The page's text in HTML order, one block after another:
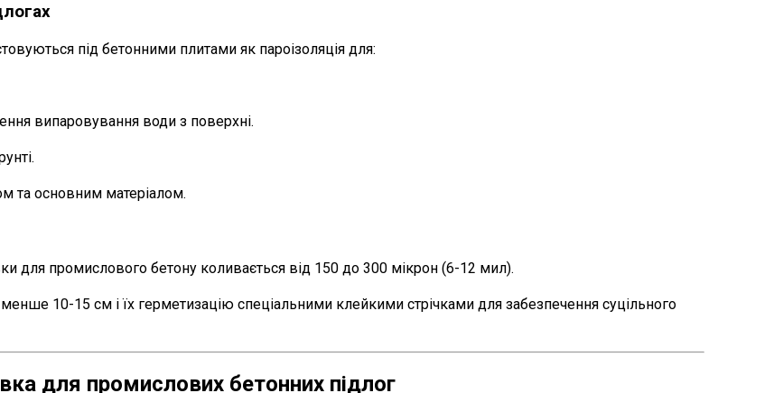
під бетонними плитами як пароізоляція для:
випаровування води з поверхні.
та основним матеріалом.
для промислового бетону коливається від 150 до 300 мікрон (6-12 мил).
10-15 см і їх герметизацію спеціальними клейкими стрічками для забезпечення суцільного
для промислових бетонних підлог